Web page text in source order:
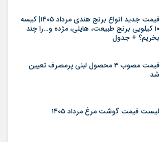
قیمت جدید انواع برنج هندی مرداد ۱۴۰۵| کیسه
۱۰ کیلویی برنج طبیعت، هایلی، مژده و…را چند
بخریم؟ + جدول
قیمت مصوب ۳ محصول لبنی پرمصرف تعیین
شد
لیست قیمت گوشت مرغ مرداد ۱۴۰۵